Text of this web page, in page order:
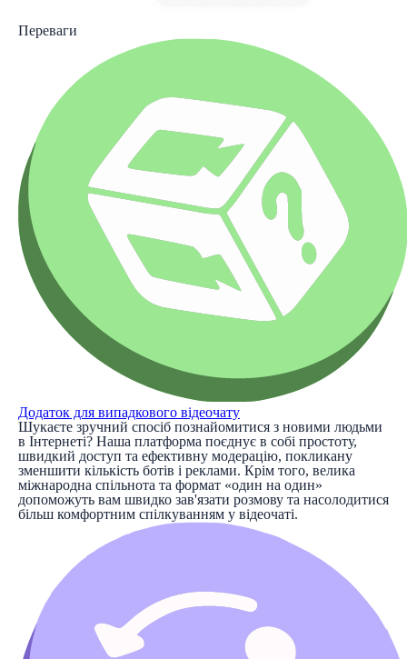
Переваги
Додаток для випадкового відеочату
Шукаєте зручний спосіб познайомитися з новими людьми
в Інтернеті? Наша платформа поєднує в собі простоту,
швидкий доступ та ефективну модерацію, покликану
зменшити кількість ботів і реклами. Крім того, велика
міжнародна спільнота та формат «один на один»
допоможуть вам швидко зав'язати розмову та насолодитися
більш комфортним спілкуванням у відеочаті.